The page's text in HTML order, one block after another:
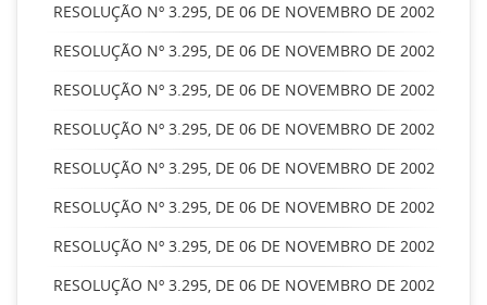
RESOLUÇÃO Nº 3.295, DE 06 DE NOVEMBRO DE 2002
RESOLUÇÃO Nº 3.295, DE 06 DE NOVEMBRO DE 2002
RESOLUÇÃO Nº 3.295, DE 06 DE NOVEMBRO DE 2002
RESOLUÇÃO Nº 3.295, DE 06 DE NOVEMBRO DE 2002
RESOLUÇÃO Nº 3.295, DE 06 DE NOVEMBRO DE 2002
RESOLUÇÃO Nº 3.295, DE 06 DE NOVEMBRO DE 2002
RESOLUÇÃO Nº 3.295, DE 06 DE NOVEMBRO DE 2002
RESOLUÇÃO Nº 3.295, DE 06 DE NOVEMBRO DE 2002